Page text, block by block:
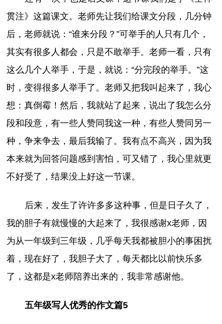
贯注》这篇课文。老师先让我们给课文分段，几分钟
后，老师就说：“谁来分段？”可举手的人只有几个，
其实有很多人都会，只是不敢举手。老师一看，只有
这么几个人举手，于是，就说：“分完段的举手。”这
时，变得很多人举手了。老师又把我叫起来了，我心
想：真倒霉！然后，我就站了起来，说出了我怎么分
段和段意，有一些人赞同我这一种，有些人赞同另一
种，争来争去，最后我输了。我有点不高兴，因为我
本来就为回答问题感到害怕，可又错了，我心里就更
不好受了，结果没上好这一节课。
后来，发生了许许多多这种事，但是日子久了，
我的胆子有就慢慢的大起来了，我很感谢x老师，因
为从一年级到三年级，几乎每天我都被胆小的事困扰
着，现在好了，我胆子大了，每天都比以前快乐多
了，这都是x老师陪养出来的，我非常感谢他。
五年级写人优秀的作文篇5